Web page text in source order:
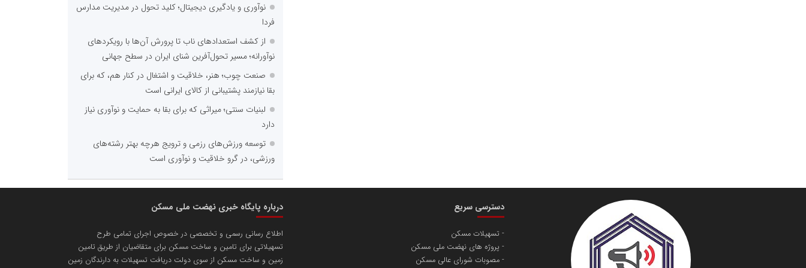
نوآوری و یادگیری دیجیتال؛ کلید تحول در مدیریت مدارس
فردا
از کشف استعدادهای ناب تا پرورش آن‌ها با رویکردهای
نوآورانه؛ مسیر تحول‌آفرین شنای ایران در سطح جهانی
صنعت چوب؛ هنر، خلاقیت و اشتغال در کنار هم، که برای
بقا نیازمند پشتیبانی از کالای ایرانی است
لبنیات سنتی؛ میراثی که برای بقا به حمایت و نوآوری نیاز
دارد
توسعه ورزش‌های رزمی و ترویج هرچه بهتر رشته‌های
ورزشی، در گرو خلاقیت و نوآوری است
دسترسی سریع
تسهیلات مسکن
پروژه های نهضت ملی مسکن
مصوبات شورای عالی مسکن
درباره پایگاه خبری نهضت ملی مسکن
اطلاع رسانی رسمی و تخصصی در خصوص اجرای تمامی طرح
تسهیلاتی برای تامین و ساخت مسکن برای متقاضیان از طریق تامین
زمین و ساخت مسکن از سوی دولت دریافت تسهیلات به دارندگان زمین